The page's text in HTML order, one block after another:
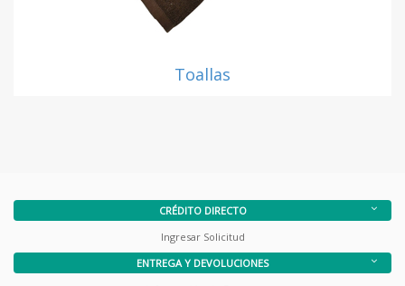
Toallas
CRÉDITO DIRECTO
Ingresar Solicitud
ENTREGA Y DEVOLUCIONES